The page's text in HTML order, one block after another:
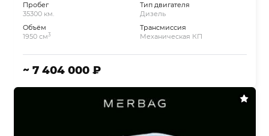
Пробег
35300 км.
Объём
1950 см3
Тип двигателя
Дизель
Трансмиссия
Механическая КП
~ 7 404 000 ₽